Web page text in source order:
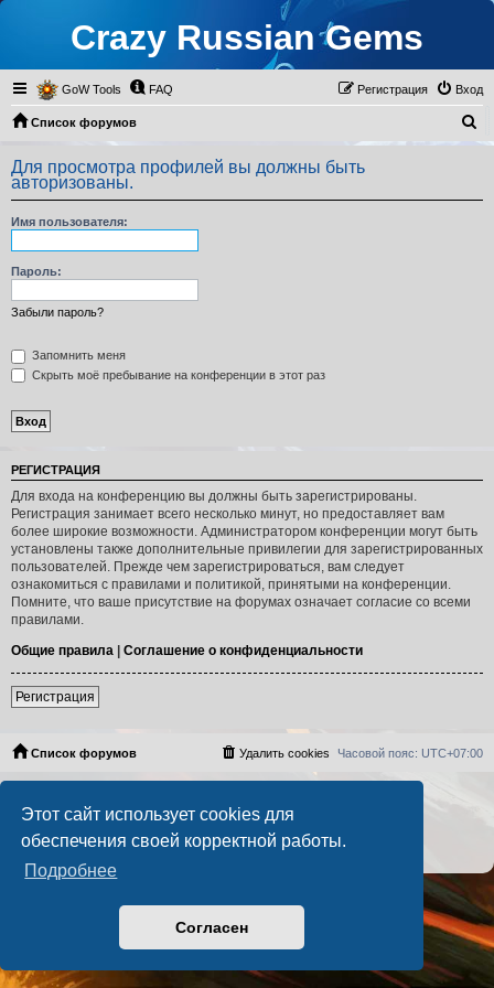
Этот сайт использует cookies для
обеспечения своей корректной работы.
Подробнее
Согласен
Crazy Russian Gems
GoW Tools FAQ Вход
Регистрация
Список форумов
о
с
Для просмотра профилей вы должны быть
авторизованы.
Имя пользователя:
Пароль:
Забыли пароль?
Запомнить меня
Скрыть моё пребывание на конференции в этот раз
РЕГИСТРАЦИЯ
Для входа на конференцию вы должны быть зарегистрированы.
Регистрация занимает всего несколько минут, но предоставляет вам
более широкие возможности. Администратором конференции могут быть
установлены также дополнительные привилегии для зарегистрированных
пользователей. Прежде чем зарегистрироваться, вам следует
ознакомиться с правилами и политикой, принятыми на конференции.
Помните, что ваше присутствие на форумах означает согласие со всеми
правилами.
Общие правила | Соглашение о конфиденциальности
Регистрация
Список форумов Часовой пояс: UTC+07:00
Удалить cookies
Русская поддержка phpBB
PS4 Pro style ©Jester
Конфиденциальность
|